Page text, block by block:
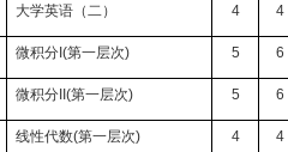
大学英语（二） 4 4
微积分 I(第一层次) 5 6
微积分 II(第一层次) 5 6
线性代数(第一层次) 4 4